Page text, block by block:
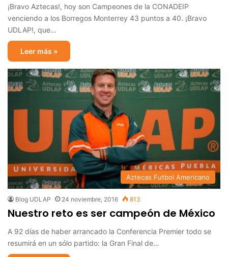
¡Bravo Aztecas!, hoy son Campeones de la CONADEIP
venciendo a los Borregos Monterrey 43 puntos a 40. ¡Bravo
UDLAP!, que…
Leer más »
Aztecas Futbol Americano
Blog UDLAP 24 noviembre, 2016 813
Nuestro reto es ser campeón de México
A 92 días de haber arrancado la Conferencia Premier todo se
resumirá en un sólo partido: la Gran Final de…